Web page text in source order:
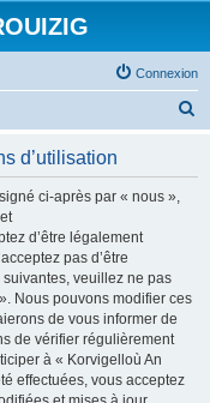
Connexion
d’utilisation
ci-après par « nous »,
d’être légalement
pas d’être
veuillez ne pas
Nous pouvons modifier ces
de vous informer de
de vérifier régulièrement
à « Korvigelloù An
effectuées, vous acceptez